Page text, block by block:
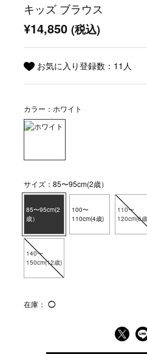
キッズ ブラウス
¥14,850(税込)
お気に入り登録数： 11 人
カラー：ホワイト
サイズ：85〜95cm(2歳）
85〜95cm(2
歳）
100〜
110cm(4歳)
110〜
120cm(6
140〜
150cm(12歳)
在庫： ◯